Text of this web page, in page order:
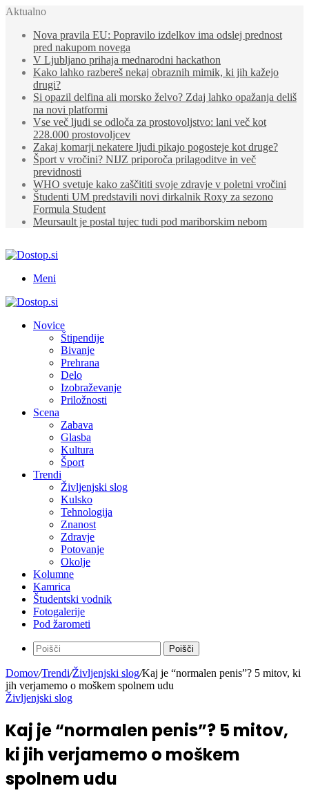
Aktualno
Nova pravila EU: Popravilo izdelkov ima odslej prednost
pred nakupom novega
V Ljubljano prihaja mednarodni hackathon
Kako lahko razbereš nekaj obraznih mimik, ki jih kažejo
drugi?
Si opazil delfina ali morsko želvo? Zdaj lahko opažanja deliš
na novi platformi
Vse več ljudi se odloča za prostovoljstvo: lani več kot
228.000 prostovoljcev
Zakaj komarji nekatere ljudi pikajo pogosteje kot druge?
Šport v vročini? NIJZ priporoča prilagoditve in več
previdnosti
WHO svetuje kako zaščititi svoje zdravje v poletni vročini
Študenti UM predstavili novi dirkalnik Roxy za sezono
Formula Student
Meursault je postal tujec tudi pod mariborskim nebom
Meni
Novice
Štipendije
Bivanje
Prehrana
Delo
Izobraževanje
Priložnosti
Scena
Zabava
Glasba
Kultura
Šport
Trendi
Življenjski slog
Kulsko
Tehnologija
Znanost
Zdravje
Potovanje
Okolje
Kolumne
Kamrica
Študentski vodnik
Fotogalerije
Pod žarometi
Poišči
Domov/Trendi/Življenjski slog/Kaj je “normalen penis”? 5 mitov, ki
jih verjamemo o moškem spolnem udu
Življenjski slog
Kaj je “normalen penis”? 5 mitov,
ki jih verjamemo o moškem
spolnem udu